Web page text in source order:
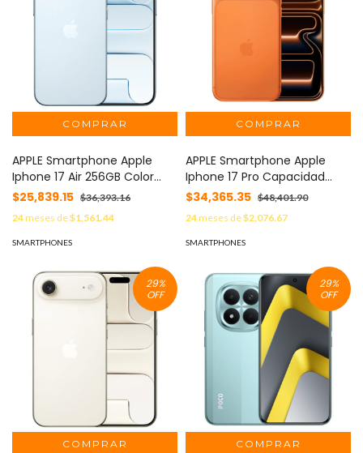
APPLE Smartphone Apple
Iphone 17 Air 256GB Color
Azul MOD: IPHONE-17 AIR-
$25,839.15 $36,393.16
24meses de$1,561.44
SMARTPHONES
APPLE Smartphone Apple
Iphone 17 Pro Capacidad
256GB Color Naranja MOD:
IPHONE-17 PRO-256-NARANJA
$34,365.35 $48,401.90
24meses de$2,076.67
SMARTPHONES
29%
OFF
29%
OFF